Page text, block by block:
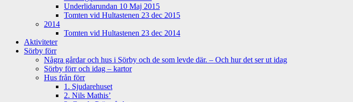
Underlidarundan 10 Maj 2015
Tomten vid Hultastenen 23 dec 2015
2014
Tomten vid Hultastenen 23 dec 2014
Aktiviteter
Sörby förr
Några gårdar och hus i Sörby och de som levde där. – Och hur det ser ut idag
Sörby förr och idag – kartor
Hus från förr
1. Sjudarehuset
2. Nils Mathis’